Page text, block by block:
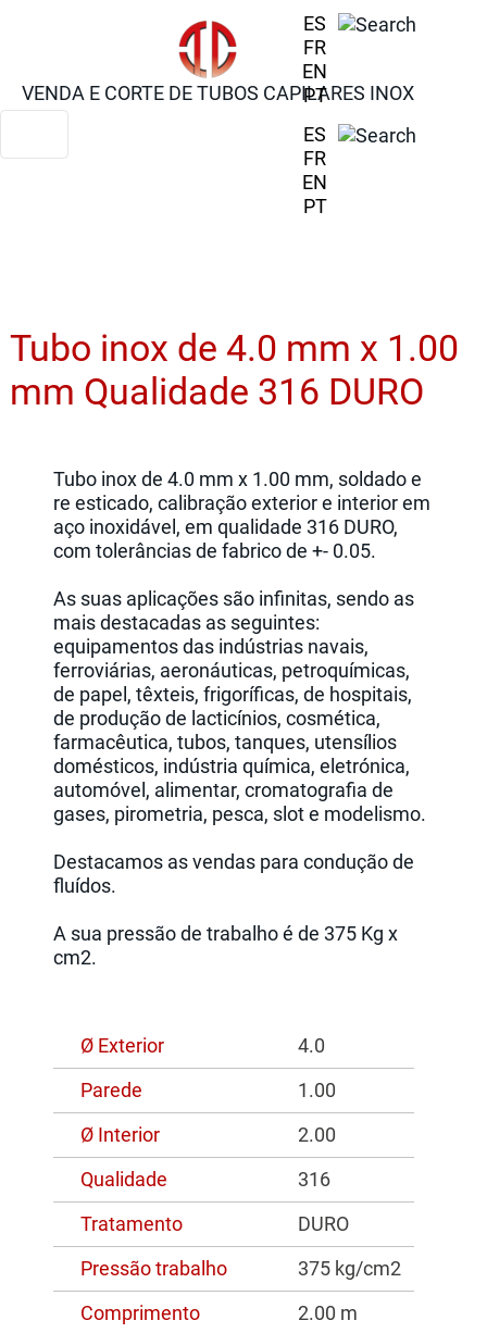
ES
FR
EN
PT
VENDA E CORTE DE TUBOS CAPILARES INOX
ES
FR
EN
PT
Tubo inox de 4.0 mm x 1.00
mm Qualidade 316 DURO
Tubo inox de 4.0 mm x 1.00 mm, soldado e
re esticado, calibração exterior e interior em
aço inoxidável, em qualidade 316 DURO,
com tolerâncias de fabrico de +- 0.05.
As suas aplicações são infinitas, sendo as
mais destacadas as seguintes:
equipamentos das indústrias navais,
ferroviárias, aeronáuticas, petroquímicas,
de papel, têxteis, frigoríficas, de hospitais,
de produção de lacticínios, cosmética,
farmacêutica, tubos, tanques, utensílios
domésticos, indústria química, eletrónica,
automóvel, alimentar, cromatografia de
gases, pirometria, pesca, slot e modelismo.
Destacamos as vendas para condução de
fluídos.
A sua pressão de trabalho é de 375 Kg x
cm2.
Ø Exterior
4.0
Parede
1.00
Ø Interior
2.00
Qualidade
316
Tratamento
DURO
Pressão trabalho
375 kg/cm2
Comprimento
2.00 m